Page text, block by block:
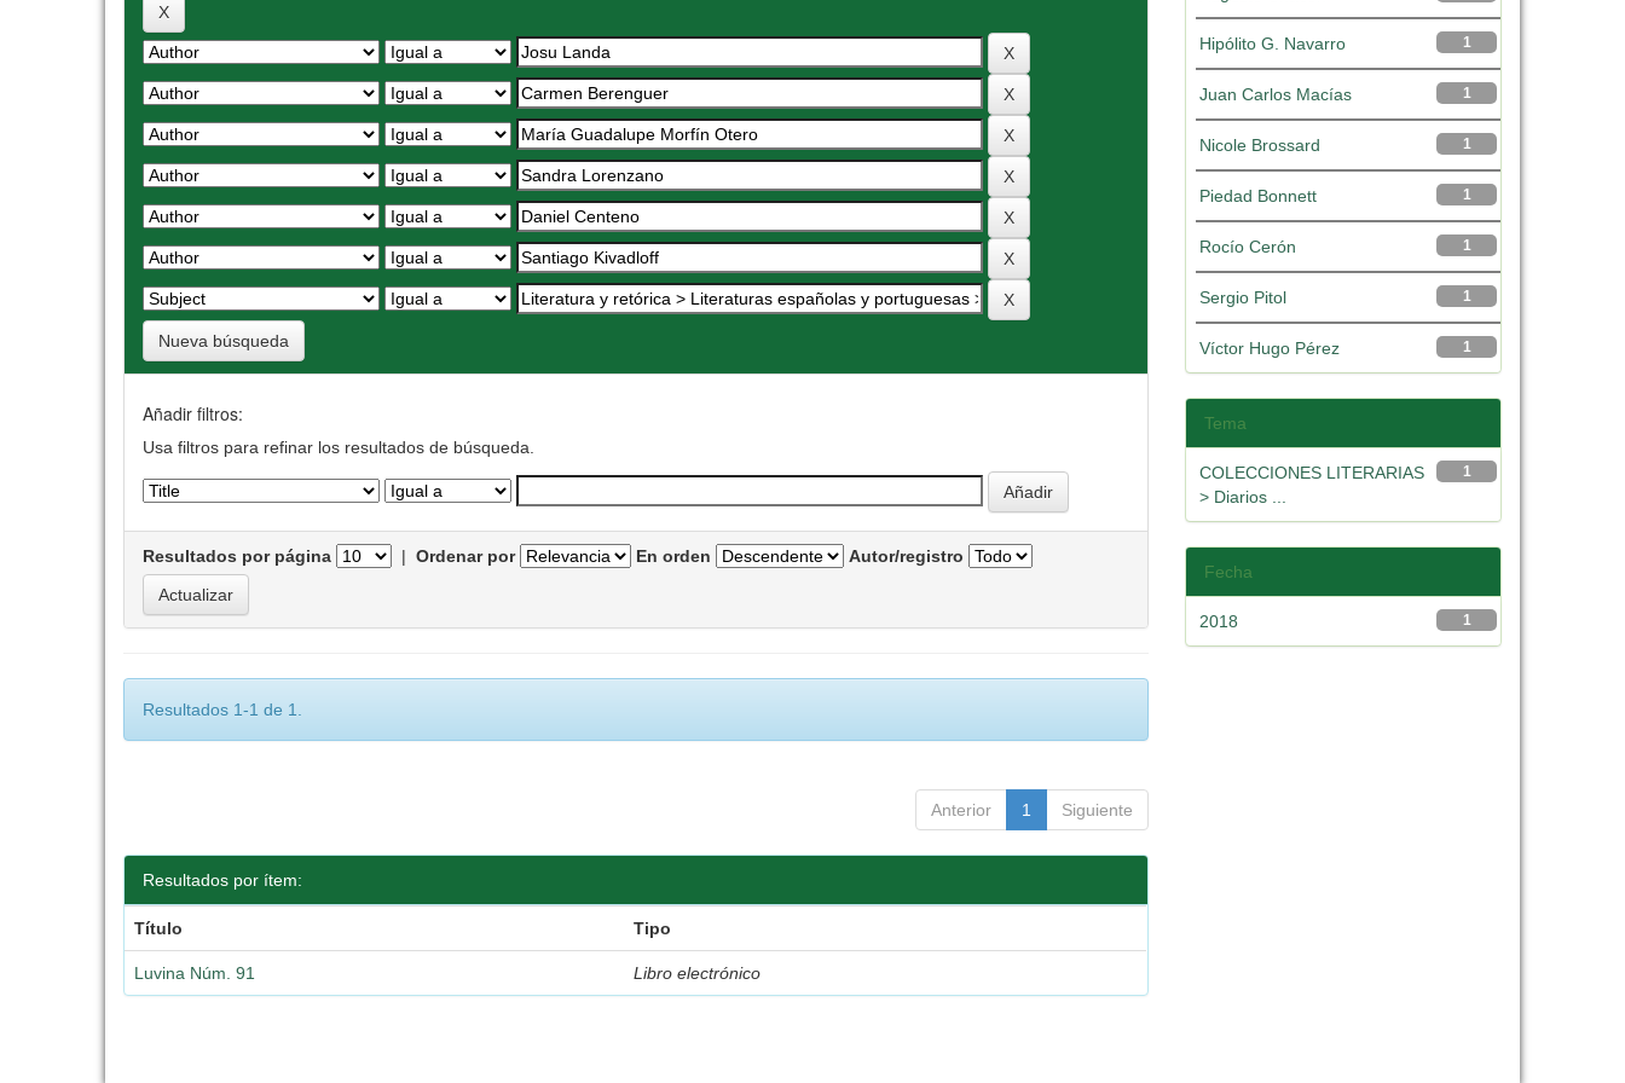
Nueva búsqueda
Añadir filtros:
Usa filtros para refinar los resultados de búsqueda.
Resultados por página | Ordenar por En orden Autor/registro
Resultados 1-1 de 1.
Anterior 1 Siguiente
Resultados por ítem:
Título Tipo
Luvina Núm. 91 Libro electrónico
1
Hipólito G. Navarro
1
Juan Carlos Macías
1
Nicole Brossard
1
Piedad Bonnett
1
Rocío Cerón
1
Sergio Pitol
1
Víctor Hugo Pérez
Tema
1
COLECCIONES LITERARIAS
> Diarios ...
Fecha
1
2018